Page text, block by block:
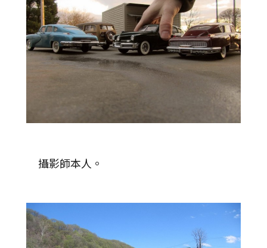
攝影師本人。